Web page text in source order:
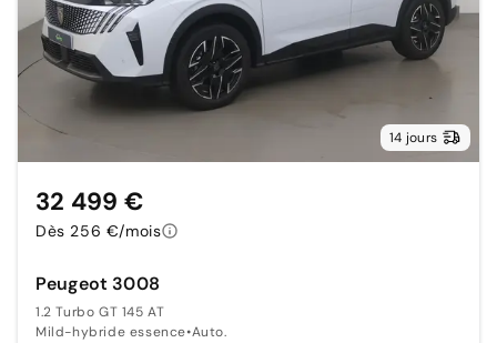
14 jours
Peugeot 3008
1.2 Turbo GT 145 AT
Mild-hybride essence•Auto.
32 499 €
Dès 256 €/mois